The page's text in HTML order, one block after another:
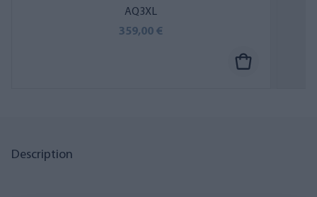
AQ3XL
359,00 €
Description